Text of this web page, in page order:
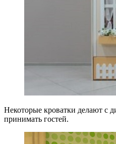
Некоторые кроватки делают с
принимать гостей.